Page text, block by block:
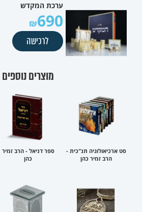
ערכת המקדש
690
לרכישה
מוצרים נוספים
סט ארכיאולוגיה תנ"כית -
הרב זמיר כהן
ספר דניאל - הרב זמיר
כהן